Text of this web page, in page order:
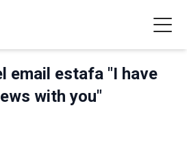
email estafa "I have
with you"